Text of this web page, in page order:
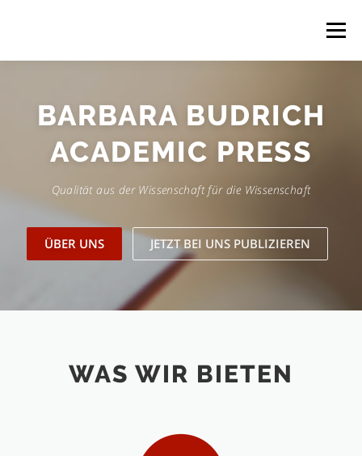
Menü
DATENSCHUTZERKLÄRUNG IMPRESSUM
BARBARA BUDRICH
ACADEMIC PRESS
Qualität aus der Wissenschaft für die Wissenschaft
ÜBER UNS JETZT BEI UNS PUBLIZIEREN
WAS WIR BIETEN